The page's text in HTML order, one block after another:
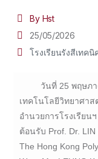
By Hst
25/05/2026
โรงเรียนรังสีเทคนิ
วันที่ 25 พฤษภ
เทคโนโลยีวิทยาศา
อำนวยการโรงเรีย
ต้อนรับ Prof. Dr.
The Hong Kong